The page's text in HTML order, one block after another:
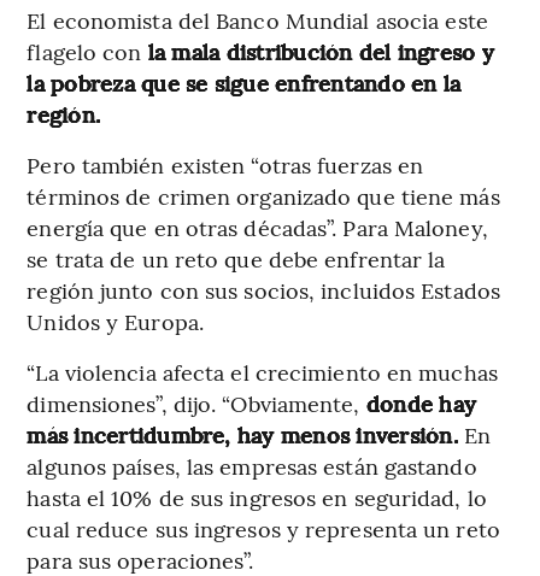
El economista del Banco Mundial asocia este
flagelo con la mala distribución del ingreso y
la pobreza que se sigue enfrentando en la
región.
Pero también existen “otras fuerzas en
términos de crimen organizado que tiene más
energía que en otras décadas”. Para Maloney,
se trata de un reto que debe enfrentar la
región junto con sus socios, incluidos Estados
Unidos y Europa.
“La violencia afecta el crecimiento en muchas
dimensiones”, dijo. “Obviamente, donde hay
más incertidumbre, hay menos inversión.En
algunos países, las empresas están gastando
hasta el 10% de sus ingresos en seguridad, lo
cual reduce sus ingresos y representa un reto
para sus operaciones”.